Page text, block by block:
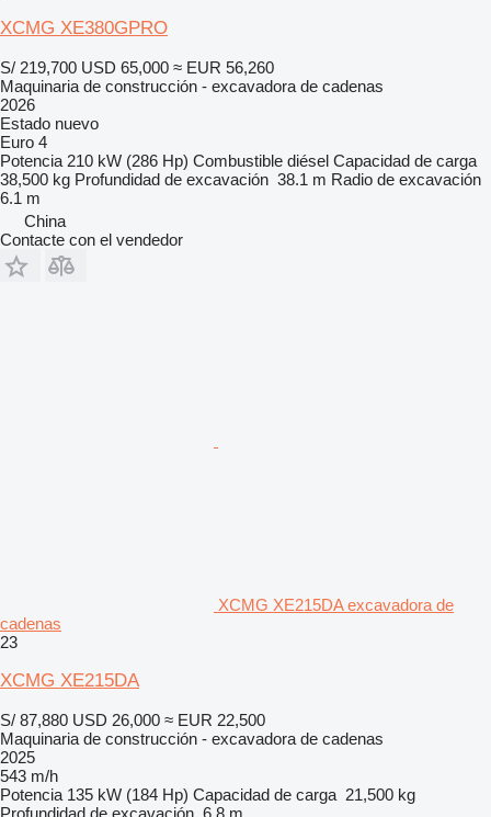
XCMG XE380GPRO
S/ 219,700 USD 65,000 ≈ EUR 56,260
Maquinaria de construcción - excavadora de cadenas
2026
Estado nuevo
Euro 4
Potencia 210 kW (286 Hp) Combustible diésel Capacidad de carga
38,500 kg Profundidad de excavación 38.1 m Radio de excavación
6.1 m
China
Contacte con el vendedor
XCMG XE215DA excavadora de
cadenas
23
XCMG XE215DA
S/ 87,880 USD 26,000 ≈ EUR 22,500
Maquinaria de construcción - excavadora de cadenas
2025
543 m/h
Potencia 135 kW (184 Hp) Capacidad de carga 21,500 kg
Profundidad de excavación 6.8 m